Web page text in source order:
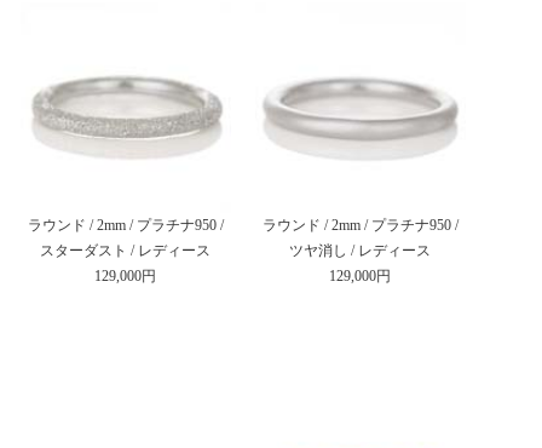
ラウンド / 2mm / プラチナ950 /
スターダスト / レディース
129,000円
ラウンド / 2mm / プラチナ950 /
ツヤ消し / レディース
129,000円